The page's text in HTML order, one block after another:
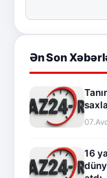
Ən Son
16